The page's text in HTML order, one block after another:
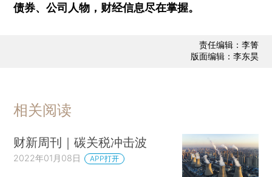
债券、公司人物，财经信息尽在掌握。
责任编辑：李箐
版面编辑：李东昊
相关阅读
财新周刊｜碳关税冲击波
2022年01月08日 APP打开